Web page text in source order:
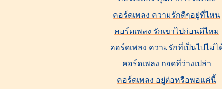
คอร์ดเพลง ความรักดีๆอยู่ที่ไหน
คอร์ดเพลง รักเขาไปก่อนดีไหม
คอร์ดเพลง ความรักที่เป็นไปไม่ไ
คอร์ดเพลง กอดที่ว่างเปล่า
คอร์ดเพลง อยู่ต่อหรือพอแค่นี้